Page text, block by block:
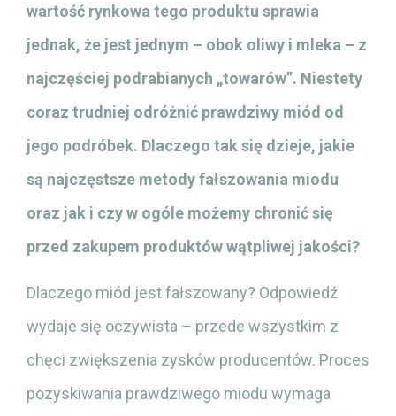
wartość rynkowa tego produktu sprawia
jednak, że jest jednym – obok oliwy i mleka – z
najczęściej podrabianych „towarów”. Niestety
coraz trudniej odróżnić prawdziwy miód od
jego podróbek. Dlaczego tak się dzieje, jakie
są najczęstsze metody fałszowania miodu
oraz jak i czy w ogóle możemy chronić się
przed zakupem produktów wątpliwej jakości?
Dlaczego miód jest fałszowany? Odpowiedź
wydaje się oczywista – przede wszystkim z
chęci zwiększenia zysków producentów. Proces
pozyskiwania prawdziwego miodu wymaga